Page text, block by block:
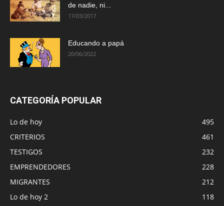
de nadie, ni...
17/03/2017
Educando a papá
20/06/2022
CATEGORÍA POPULAR
Lo de hoy
495
CRITERIOS
461
TESTIGOS
232
EMPRENDEDORES
228
MIGRANTES
212
Lo de hoy 2
118